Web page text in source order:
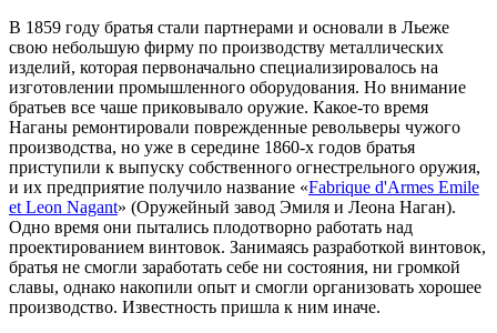
В 1859 году братья стали партнерами и основали в Льеже
свою небольшую фирму по производству металлических
изделий, которая первоначально специализировалось на
изготовлении промышленного оборудования. Но внимание
братьев все чаше приковывало оружие. Какое-то время
Наганы ремонтировали поврежденные револьверы чужого
производства, но уже в середине 1860-х годов братья
приступили к выпуску собственного огнестрельного оружия,
и их предприятие получило название «Fabrique d'Armes Emile
et Leon Nagant» (Оружейный завод Эмиля и Леона Наган).
Одно время они пытались плодотворно работать над
проектированием винтовок. Занимаясь разработкой винтовок,
братья не смогли заработать себе ни состояния, ни громкой
славы, однако накопили опыт и смогли организовать хорошее
производство. Известность пришла к ним иначе.